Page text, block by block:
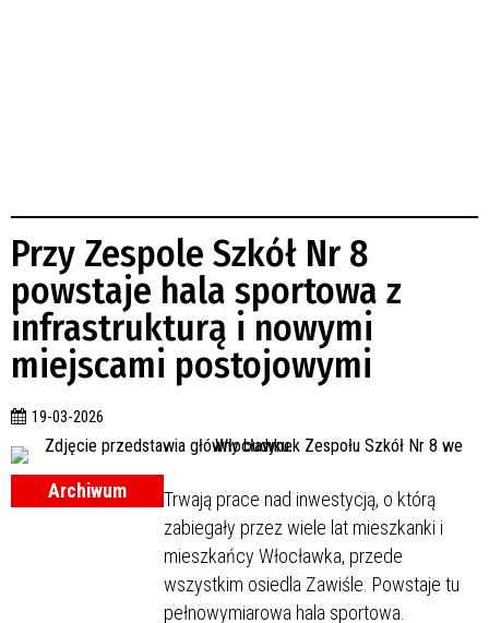
Przy Zespole Szkół Nr 8
powstaje hala sportowa z
infrastrukturą i nowymi
miejscami postojowymi
19-03-2026
Archiwum
Trwają prace nad inwestycją, o którą
zabiegały przez wiele lat mieszkanki i
mieszkańcy Włocławka, przede
wszystkim osiedla Zawiśle. Powstaje tu
pełnowymiarowa hala sportowa.